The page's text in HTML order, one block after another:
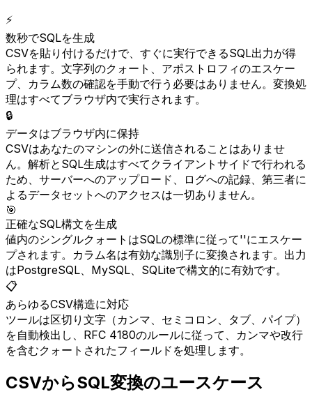
⚡
数秒でSQLを生成
CSVを貼り付けるだけで、すぐに実行できるSQL出力が得
られます。文字列のクォート、アポストロフィのエスケー
プ、カラム数の確認を手動で行う必要はありません。変換処
理はすべてブラウザ内で実行されます。
🔒
データはブラウザ内に保持
CSVはあなたのマシンの外に送信されることはありませ
ん。解析とSQL生成はすべてクライアントサイドで行われる
ため、サーバーへのアップロード、ログへの記録、第三者に
よるデータセットへのアクセスは一切ありません。
🎯
正確なSQL構文を生成
値内のシングルクォートはSQLの標準に従って''にエスケー
プされます。カラム名は有効な識別子に変換されます。出力
はPostgreSQL、MySQL、SQLiteで構文的に有効です。
📋
あらゆるCSV構造に対応
ツールは区切り文字（カンマ、セミコロン、タブ、パイプ）
を自動検出し、RFC 4180のルールに従って、カンマや改行
を含むクォートされたフィールドを処理します。
CSVからSQL変換のユースケース